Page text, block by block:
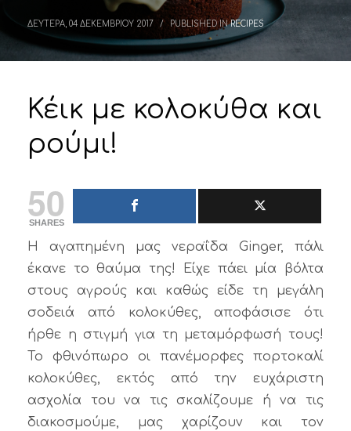
ΔΕΥΤΕΡΑ, 04 ΔΕΚΕΜΒΡΙΟΥ 2017 / PUBLISHED INRECIPES
Κέικ με κολοκύθα και
ρούμι!
50
SHARES
Η αγαπημένη μας νεραΐδα Ginger, πάλι
έκανε το θαύμα της! Είχε πάει μία βόλτα
στους αγρούς και καθώς είδε τη μεγάλη
σοδειά από κολοκύθες, αποφάσισε ότι
ήρθε η στιγμή για τη μεταμόρφωσή τους!
Το φθινόπωρο οι πανέμορφες πορτοκαλί
κολοκύθες, εκτός από την ευχάριστη
ασχολία του να τις σκαλίζουμε ή να τις
διακοσμούμε, μας χαρίζουν και τον